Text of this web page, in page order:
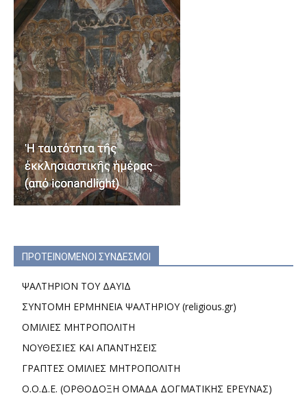
ΠΡΟΤΕΙΝΟΜΕΝΟΙ ΣΥΝΔΕΣΜΟΙ
ΨΑΛΤΗΡΙΟΝ ΤΟΥ ΔΑΥΙΔ
ΣΥΝΤΟΜΗ ΕΡΜΗΝΕΙΑ ΨΑΛΤΗΡΙΟΥ (religious.gr)
ΟΜΙΛΙΕΣ ΜΗΤΡΟΠΟΛΙΤΗ
ΝΟΥΘΕΣΙΕΣ ΚΑΙ ΑΠΑΝΤΗΣΕΙΣ
ΓΡΑΠΤΕΣ ΟΜΙΛΙΕΣ ΜΗΤΡΟΠΟΛΙΤΗ
Ο.Ο.Δ.Ε. (ΟΡΘΟΔΟΞΗ ΟΜΑΔΑ ΔΟΓΜΑΤΙΚΗΣ ΕΡΕΥΝΑΣ)